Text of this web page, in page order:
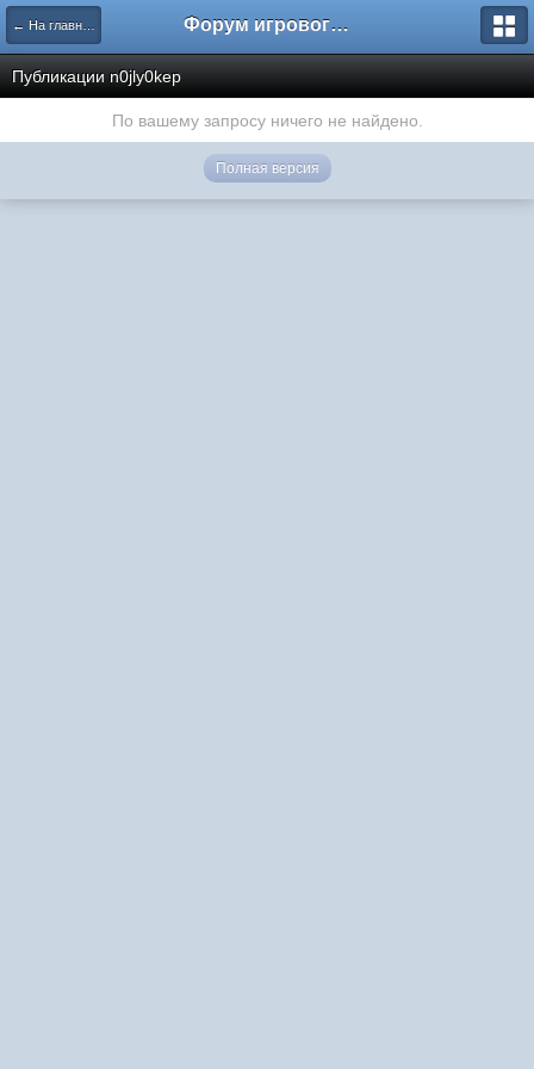
← На главную Форум игрового проекта Riverrise
Публикации n0jly0kep
По вашему запросу ничего не найдено.
Полная версия